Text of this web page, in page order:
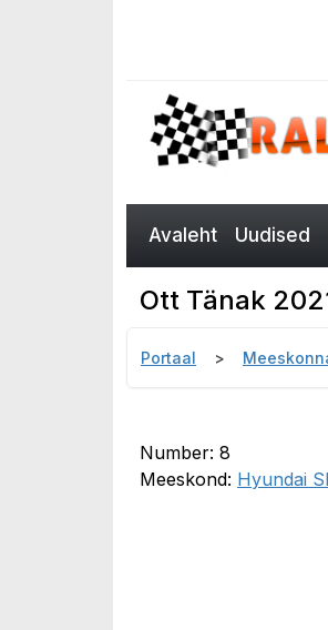
Avaleht Uudised
Ott Tänak
Portaal
Number: 8
Meeskond: Hyundai